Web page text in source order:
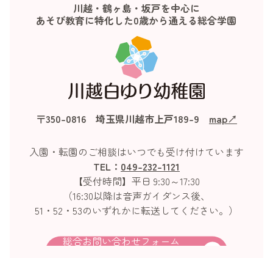
川越・鶴ヶ島・坂戸を中心に
あそび教育に特化した0歳から通える総合学園
〒350-0816 埼玉県川越市上戸189-9 map↗︎
入園・転園のご相談はいつでも受け付けています
TEL： 049-232-1121
【受付時間】平日 9:30～17:30
（16:30以降は音声ガイダンス後、
51・52・53のいずれかに転送してください。）
総合お問い合わせフォーム